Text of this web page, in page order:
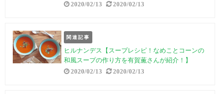
2020/02/13 2020/02/13
関連記事
ヒルナンデス【スープレシピ！なめことコーンの
和風スープの作り方を有賀薫さんが紹介！】
2020/02/13 2020/02/13